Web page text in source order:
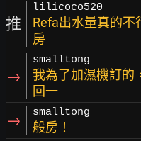
推
lilicoco520
Refa出水量真的
房
→
smalltong
我為了加濕機訂的
回一
→ smalltong
般房！